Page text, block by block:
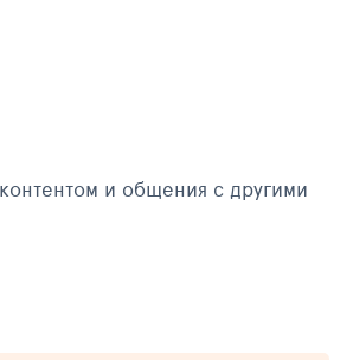
и общения с другими